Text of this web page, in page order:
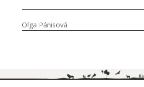
Oľga Pánisová